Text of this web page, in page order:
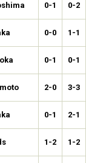
0-1 0-2
0-0 1-1
0-1 0-1
2-0 3-3
0-1 2-1
1-2 1-2